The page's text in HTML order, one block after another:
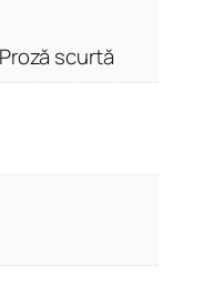
scurtă